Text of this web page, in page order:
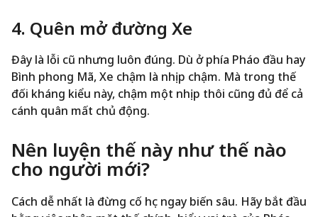
4. Quên mở đường Xe
Đây là lỗi cũ nhưng luôn đúng. Dù ở phía Pháo đầu hay
Bình phong Mã, Xe chậm là nhịp chậm. Mà trong thế
đối kháng kiểu này, chậm một nhịp thôi cũng đủ để cả
cánh quân mất chủ động.
Nên luyện thế này như thế nào
cho người mới?
Cách dễ nhất là đừng cố học ngay biến sâu. Hãy bắt đầu